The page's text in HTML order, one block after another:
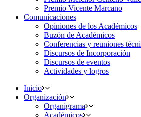
Premio Vicente Marcano
Comunicaciones
Opiniones de los Académicos
Buzón de Académicos
Conferencias y reuniones
Discursos de Incorporación
Discursos de eventos
Actividades y logros
Inicio
Organización
Organigrama
Académicos